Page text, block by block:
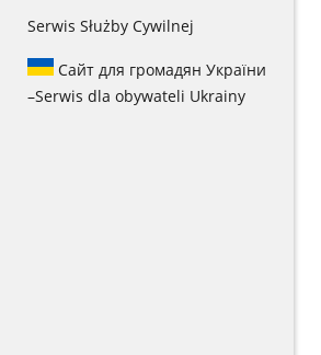
Serwis Służby Cywilnej
Сайт для громадян України
–Serwis dla obywateli Ukrainy